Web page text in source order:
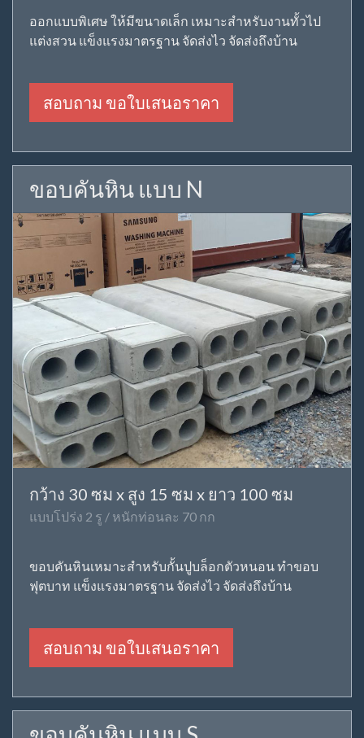
ออกแบบพิเศษ ให้มีขนาดเล็ก เหมาะสำหรับงานทั้วไป
แต่งสวน แข็งแรงมาตรฐาน จัดส่งไว จัดส่งถึงบ้าน
สอบถาม ขอใบเสนอราคา
ขอบคันหิน แบบ N
กว้าง 30 ซม x สูง 15 ซม x ยาว 100 ซม
แบบโปร่ง 2 รู / หนักท่อนละ 70 กก
ขอบคันหินเหมาะสำหรับกั้นปูบล็อกตัวหนอน ทำขอบ
ฟุตบาท แข็งแรงมาตรฐาน จัดส่งไว จัดส่งถึงบ้าน
สอบถาม ขอใบเสนอราคา